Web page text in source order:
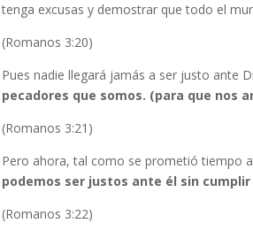
tenga excusas y demostrar que todo el
(Romanos 3:20)
Pues nadie llegará jamás a ser justo ante
pecadores que somos. (para que nos
(Romanos 3:21)
Pero ahora, tal como se prometió tiempo
podemos ser justos ante él sin
(Romanos 3:22)